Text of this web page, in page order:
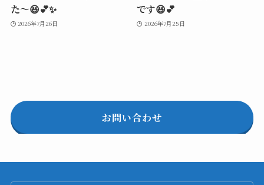
た～😆💕✨
2026年7月26日
です😆💕
2026年7月25日
お問い合わせ